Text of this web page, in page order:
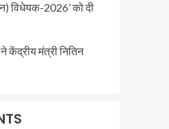
विधेयक-2026’ को दी
केंद्रीय मंत्री नितिन